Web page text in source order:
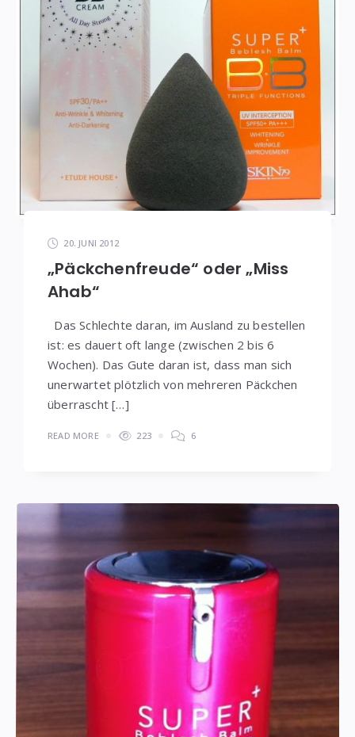
20. JUNI 2012
„Päckchenfreude“ oder „Miss
Ahab“
Das Schlechte daran, im Ausland zu bestellen
ist: es dauert oft lange (zwischen 2 bis 6
Wochen). Das Gute daran ist, dass man sich
unerwartet plötzlich von mehreren Päckchen
überrascht […]
READ MORE 223 6